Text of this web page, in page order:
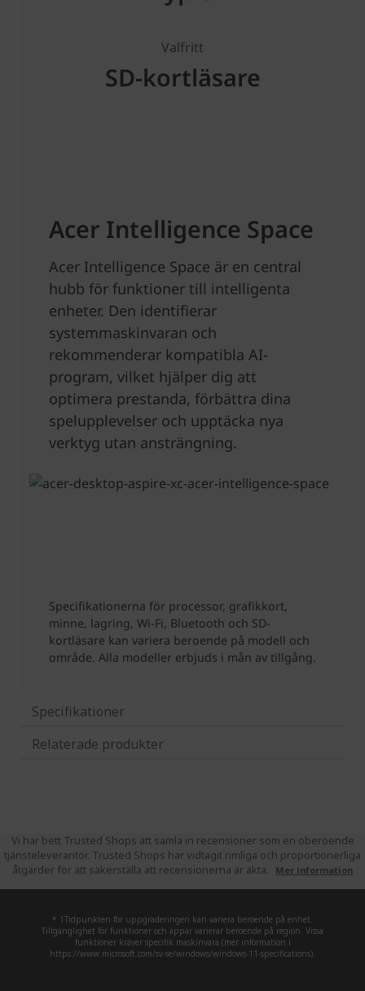
Specifikationer
Relaterade produkter
Vi har bett Trusted Shops att samla in recensioner som en oberoende
tjänsteleverantör. Trusted Shops har vidtagit rimliga och proportionerliga
åtgärder för att säkerställa att recensionerna är äkta.
Mer information
* 1Tidpunkten för uppgraderingen kan variera beroende på enhet.
Tillgänglighet för funktioner och appar varierar beroende på region. Vissa
funktioner kräver specifik maskinvara (mer information i
https://www.microsoft.com/sv-se/windows/windows-11-specifications).